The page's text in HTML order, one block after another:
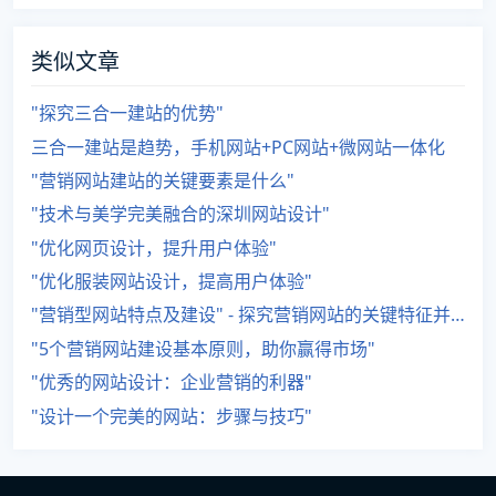
类似文章
"探究三合一建站的优势"
三合一建站是趋势，手机网站+PC网站+微网站一体化
"营销网站建站的关键要素是什么"
"技术与美学完美融合的深圳网站设计"
"优化网页设计，提升用户体验"
"优化服装网站设计，提高用户体验"
"营销型网站特点及建设" - 探究营销网站的关键特征并探讨如何构建。
"5个营销网站建设基本原则，助你赢得市场"
"优秀的网站设计：企业营销的利器"
"设计一个完美的网站：步骤与技巧"